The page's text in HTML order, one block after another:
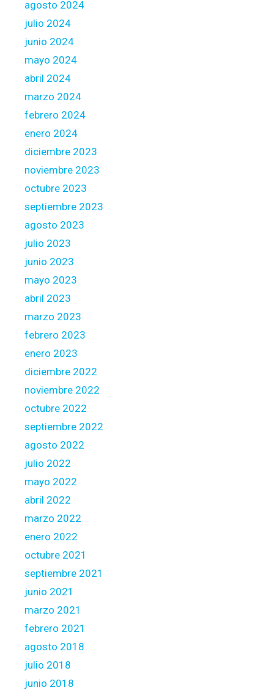
e
P
a
y
e
n
t
t
agosto 2024
julio 2024
junio 2024
mayo 2024
abril 2024
marzo 2024
febrero 2024
enero 2024
diciembre 2023
noviembre 2023
octubre 2023
septiembre 2023
agosto 2023
julio 2023
junio 2023
mayo 2023
abril 2023
marzo 2023
febrero 2023
enero 2023
diciembre 2022
noviembre 2022
octubre 2022
septiembre 2022
agosto 2022
julio 2022
mayo 2022
abril 2022
marzo 2022
enero 2022
octubre 2021
septiembre 2021
junio 2021
marzo 2021
febrero 2021
agosto 2018
julio 2018
junio 2018